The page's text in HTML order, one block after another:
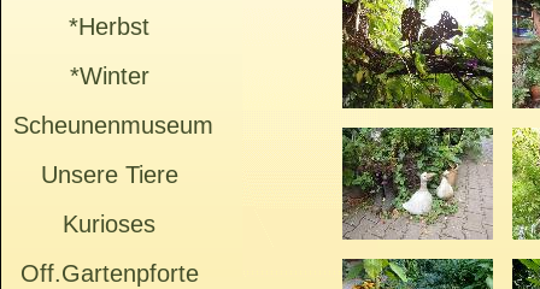
*Herbst
*Winter
Scheunenmuseum
Unsere Tiere
Kurioses
Off.Gartenpforte